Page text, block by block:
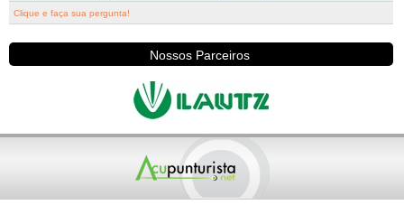
Clique e faça sua pergunta!
Nossos Parceiros